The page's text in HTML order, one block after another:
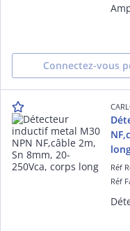
Connectez-vous
Réf
Réf